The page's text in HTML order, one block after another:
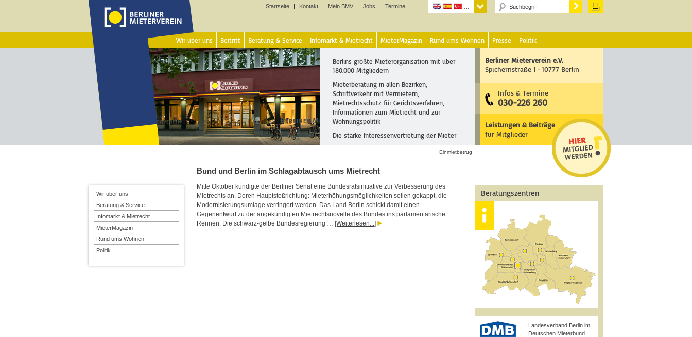
Startseite Kontakt Mein BMV Jobs Termine
Wir über uns Beitritt Beratung & Service Infomarkt & Mietrecht MieterMagazin Rund ums Wohnen Presse Politik
Berlins größte Mieterorganisation mit über
180.000 Mitgliedern
Mieterberatung in allen Bezirken,
Schriftverkehr mit Vermietern,
Mietrechtsschutz für Gerichtsverfahren,
Informationen zum Mietrecht und zur
Wohnungspolitik
Die starke Interessenvertretung der Mieter
Berliner Mieterverein e.V.
Spichernstraße 1 · 10777 Berlin
Infos & Termine
030-226 260
Leistungen & Beiträge
für Mitglieder
Einmietbetrug
Bund und Berlin im Schlagabtausch ums Mietrecht
Mitte Oktober kündigte der Berliner Senat eine Bundesratsinitiative zur Verbesserung des
Mietrechts an. Deren Hauptstoßrichtung: Mieterhöhungsmöglichkeiten sollen gekappt, die
Modernisierungsumlage verringert werden. Das Land Berlin schickt damit einen
Gegenentwurf zu der angekündigten Mietrechtsnovelle des Bundes ins parlamentarische
Rennen. Die schwarz-gelbe Bundesregierung … [Weiterlesen...]
Beratungszentren
Landesverband Berlin im
Deutschen Mieterbund
Wir über uns
Beratung & Service
Infomarkt & Mietrecht
MieterMagazin
Rund ums Wohnen
Politik